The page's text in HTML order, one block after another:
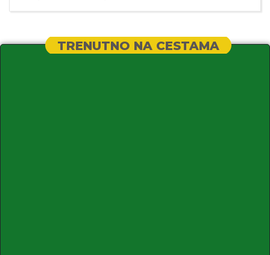
TRENUTNO NA CESTAMA